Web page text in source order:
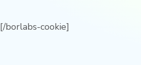
[/borlabs-cookie]